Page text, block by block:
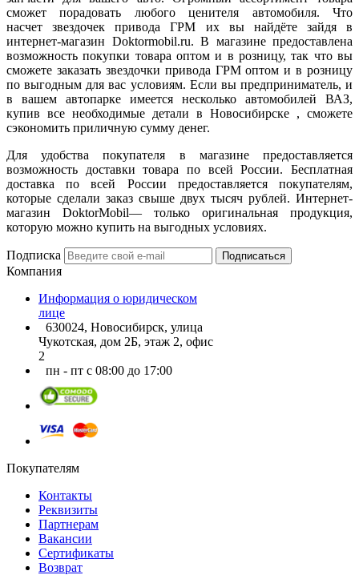
сможет порадовать любого ценителя автомобиля. Что
насчет звездочек привода ГРМ их вы найдёте зайдя в
интернет-магазин Doktormobil.ru. В магазине предоставлена
возможность покупки товара оптом и в розницу, так что вы
сможете заказать звездочки привода ГРМ оптом и в розницу
по выгодным для вас условиям. Если вы предприниматель, и
в вашем автопарке имеется несколько автомобилей ВАЗ,
купив все необходимые детали в Новосибирске , сможете
сэкономить приличную сумму денег.
Для удобства покупателя в магазине предоставляется
возможность доставки товара по всей России. Бесплатная
доставка по всей России предоставляется покупателям,
которые сделали заказ свыше двух тысяч рублей. Интернет-
магазин DoktorMobil— только оригинальная продукция,
которую можно купить на выгодных условиях.
Подписка Подписаться
Компания
Информация о юридическом
лице
630024, Новосибирск, улица
Чукотская, дом 2Б, этаж 2, офис
2
пн - пт с 08:00 до 17:00
Покупателям
Контакты
Реквизиты
Партнерам
Вакансии
Сертификаты
Возврат